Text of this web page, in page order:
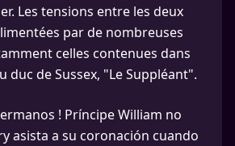
Les tensions entre les deux
par de nombreuses
celles contenues dans
duc de Sussex, "Le Suppléant".
! Príncipe William no
asista a su coronación cuando